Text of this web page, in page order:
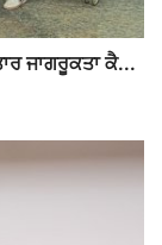
ਜਾਗਰੂਕਤਾ ਕੈ...